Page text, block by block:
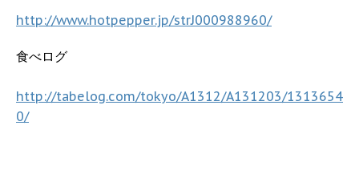
http://www.hotpepper.jp/strJ000988960/
食べログ
http://tabelog.com/tokyo/A1312/A131203/1313654
0/